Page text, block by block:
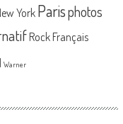
York Parisphotos
Rock Français
Warner